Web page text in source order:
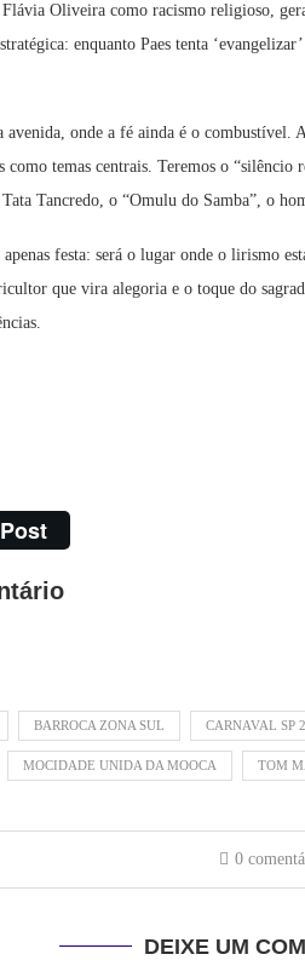
Oliveira como racismo religioso,
enquanto Paes tenta
avenida, onde a fé ainda é o
temas centrais. Teremos o “silêncio
Tancredo, o “Omulu do Samba”, o
festa: será o lugar onde o lirismo
que vira alegoria e o toque do
Post
BARROCA ZONA SUL CARNAVAL SP
MOCIDADE UNIDA DA MOOCA TOM
0
DEIXE UM